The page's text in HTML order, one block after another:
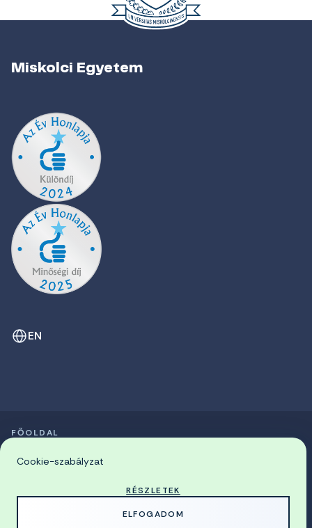
Miskolci Egyetem
EN
© 2026 Miskolci Egyetem
FŐOLDAL
Cookie-szabályzat
RÉSZLETEK
ELFOGADOM